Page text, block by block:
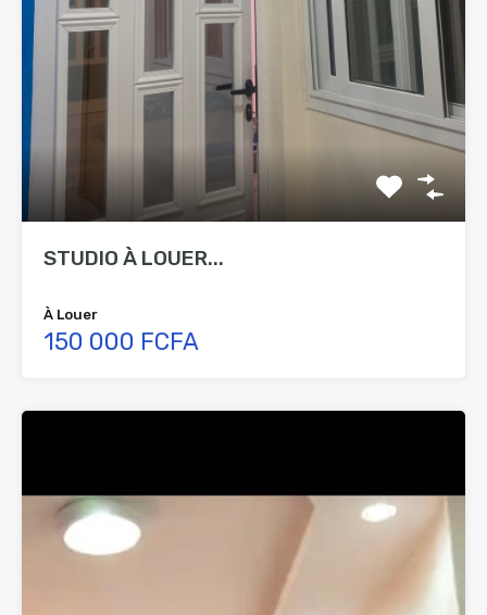
STUDIO À LOUER...
À Louer
150 000 FCFA